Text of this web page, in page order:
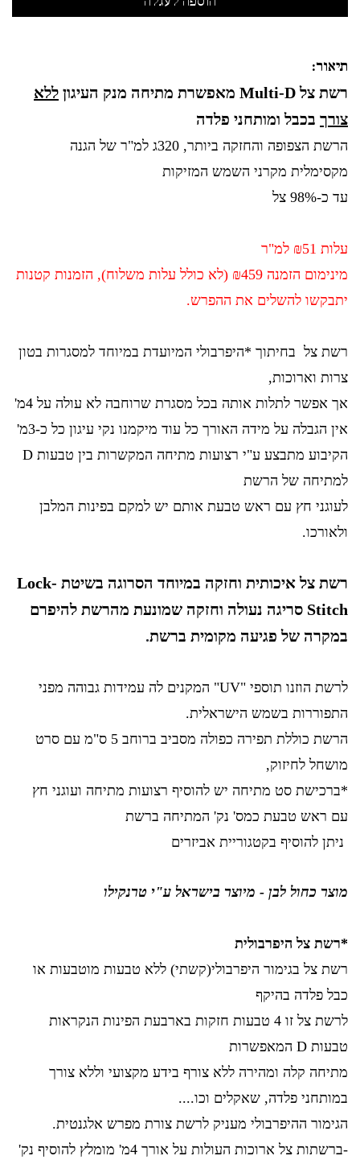
תיאור:
רשת צל Multi-D מאפשרת מתיחה מנק העיגון ללא
צורך בכבל ומותחני פלדה
הרשת הצפופה והחזקה ביותר, 320ג למ"ר של הגנה
מקסימלית מקרני השמש המזיקות
עד כ-98% צל
עלות ₪51 למ"ר
מינימום הזמנה ₪459 (לא כולל עלות משלוח), הזמנות קטנות
יתבקשו להשלים את ההפרש.
רשת צל בחיתוך *היפרבולי המיועדת במיוחד למסגרות בטון
צרות וארוכות,
אך אפשר לתלות אותה בכל מסגרת שרוחבה לא עולה על 4מ'
אין הגבלה על מידה האורך כל עוד מיקמנו נקי עיגון כל כ-3מ'
הקיבוע מתבצע ע"י רצועות מתיחה המקשרות בין טבעות D
למתיחה של הרשת
לעוגני חץ עם ראש טבעת אותם יש למקם בפינות המלבן
ולאורכו.
רשת צל איכותית וחזקה במיוחד הסרוגה בשיטת Lock-
Stitch סריגה נעולה וחזקה שמונעת מהרשת להיפרם
במקרה של פגיעה מקומית ברשת.
לרשת הוזנו תוספי "UV" המקנים לה עמידות גבוהה מפני
התפוררות בשמש הישראלית.
הרשת כוללת תפירה כפולה מסביב ברוחב 5 ס"מ עם סרט
מושחל לחיזוק,
*ברכישת סט מתיחה יש להוסיף רצועות מתיחה ועוגני חץ
עם ראש טבעת כמס' נק' המתיחה ברשת
ניתן להוסיף בקטגוריית אביזרים
מוצר כחול לבן - מיוצר בישראל ע"י טרנקילו
*רשת צל היפרבולית
רשת צל בגימור היפרבולי(קשתי) ללא טבעות מוטבעות או
כבל פלדה בהיקף
לרשת צל זו 4 טבעות חזקות בארבעת הפינות הנקראות
טבעות D המאפשרות
מתיחה קלה ומהירה ללא צורף בידע מקצועי וללא צורך
במותחני פלדה, שאקלים וכו....
הגימור ההיפרבולי מעניק לרשת צורת מפרש אלגנטית.
-ברשתות צל ארוכות העולות על אורך 4מ' מומלץ להוסיף נק'